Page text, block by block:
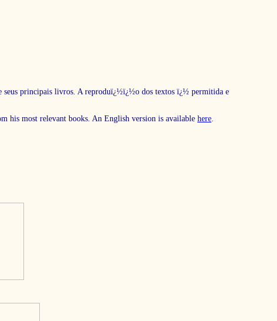
seus principais livros. A reproduï¿½ï¿½o dos textos ï¿½ permitida e
his most relevant books. An English version is available here.